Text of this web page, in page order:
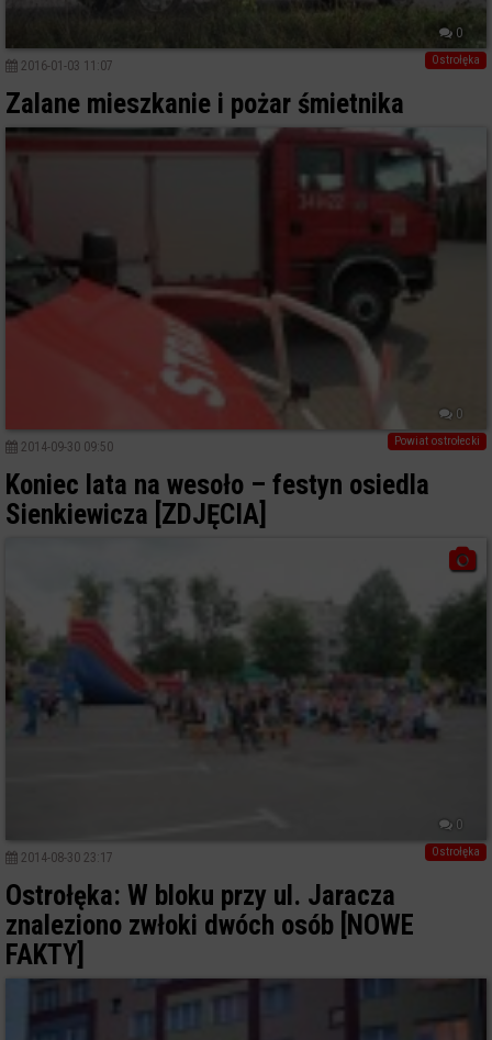
0
Ostrołęka
2016-01-03 11:07
Zalane mieszkanie i pożar śmietnika
0
Powiat ostrołecki
2014-09-30 09:50
Koniec lata na wesoło – festyn osiedla
Sienkiewicza [ZDJĘCIA]
0
Ostrołęka
2014-08-30 23:17
Ostrołęka: W bloku przy ul. Jaracza
znaleziono zwłoki dwóch osób [NOWE
FAKTY]